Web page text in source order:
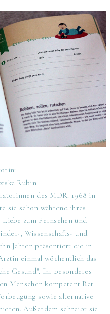
Rubin
des MDR. 1968 in
sie schon während ihres
zum Fernsehen und
, Wissenschafts- und
Jahren präsentiert die in
einmal wöchentlich das
Gesund". Ihr besonderes
Menschen kompetent Rat
sowie alternative
Außerdem schreibt sie